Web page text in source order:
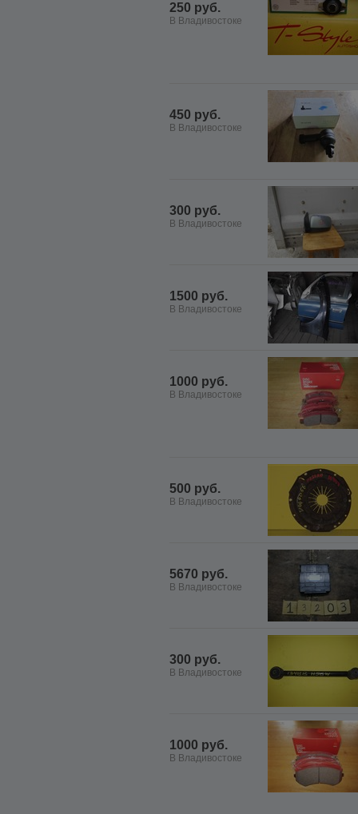
250 руб.
В Владивостоке
450 руб.
В Владивостоке
300 руб.
В Владивостоке
1500 руб.
В Владивостоке
1000 руб.
В Владивостоке
500 руб.
В Владивостоке
5670 руб.
В Владивостоке
300 руб.
В Владивостоке
1000 руб.
В Владивостоке